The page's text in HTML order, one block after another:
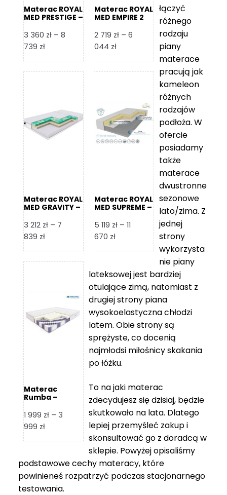
Materac ROYAL
MED PRESTIGE –
3 360 zł – 8
739 złZakres
od
8
739 zł
Materac ROYAL
MED EMPIRE 2
2 719 zł – 6
044 złZakres
od
6
044 zł
Materac ROYAL
MED GRAVITY –
3 212 zł – 7
839 złZakres
od
839 zł
Materac ROYAL
MED SUPREME –
5 119 zł – 11
670 złZakres
5
119 zł
do
670 zł
Materac
Rumba –
1 999 zł – 3
999 złZakres
1
999 zł
do
łączyć
różnego
rodzaju
piany
materace
pracują jak
kameleon
różnych
rodzajów
podłoża. W
ofercie
posiadamy
także
materace
dwustronne
sezonowe
lato/zima. Z
jednej
strony
wykorzysta
nie piany
lateksowej jest bardziej
otulające zimą, natomiast z
drugiej strony piana
wysokoelastyczna chłodzi
latem. Obie strony są
sprężyste, co docenią
najmłodsi miłośnicy skakania
po łóżku.
To na jaki materac
zdecydujesz się dzisiaj, będzie
skutkowało na lata. Dlatego
lepiej przemyśleć zakup i
skonsultować go z doradcą w
sklepie. Powyżej opisaliśmy
podstawowe cechy materacy, które
powinieneś rozpatrzyć podczas stacjonarnego
testowania.